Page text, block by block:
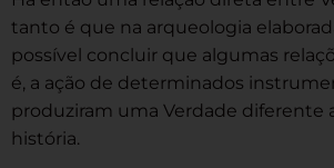
tanto é que na arqueologia
possível concluir que algumas
é, a ação de determinados
produziram uma Verdade diferente
história.